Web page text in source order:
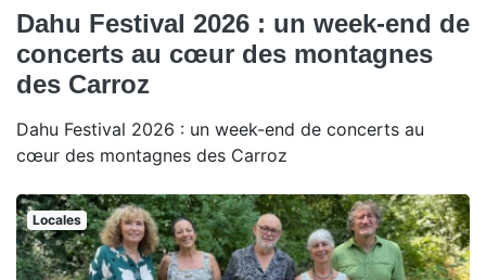
Dahu Festival 2026 : un week-end de
concerts au cœur des montagnes
des Carroz
Dahu Festival 2026 : un week-end de concerts au
cœur des montagnes des Carroz
Locales